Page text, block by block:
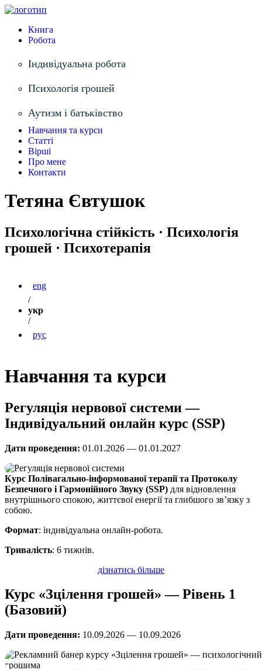
Книга
Робота
Індивідуальна робота
Психологія грошей
Аутизм і батьківство
Навчання та курси
Статті
Вірші
Про мене
Контакти
Тетяна Євтушок
Психологічна стійкість · Психологія
грошей · Психотерапія
eng
/
укр
/
рус
Навчання та курси
Регуляція нервової системи —
Індивідуальний онлайн курс (SSP)
Дати проведення: 01.01.2026 — 01.01.2027
Курс Полівагально-інформованої терапії та Протоколу
Безпечного і Гармонійного Звуку (SSP) для відновлення
внутрішнього спокою, життєвої енергії та глибшого зв’язку з
собою.
Формат: індивідуальна онлайн-робота.
Тривалість: 6 тижнів.
дізнатись більше
Курс «Зцілення грошей» — Рівень 1
(Базовий)
Дати проведення: 10.09.2026 — 10.09.2026